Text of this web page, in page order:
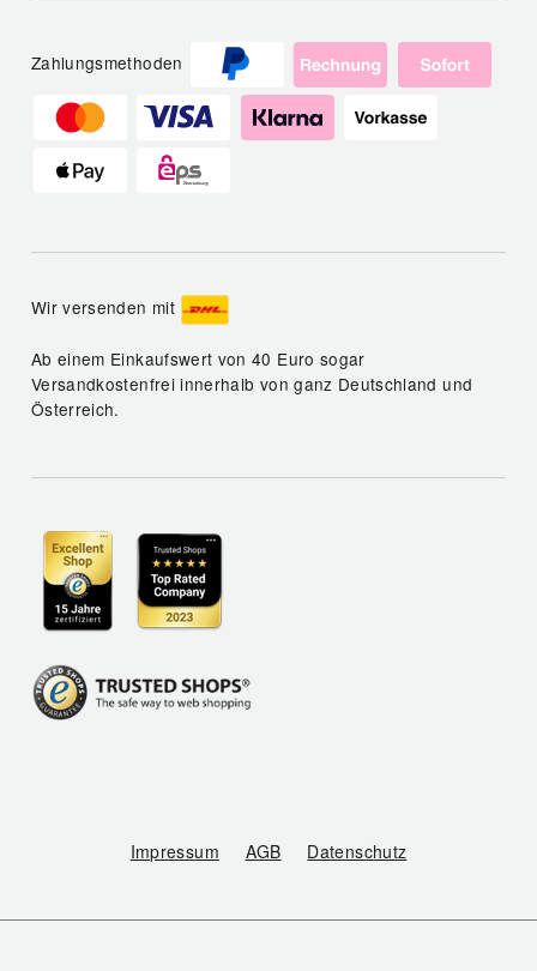
Zahlungsmethoden
Wir versenden mit
Ab einem Einkaufswert von 40 Euro sogar
Versandkostenfrei innerhalb von ganz Deutschland und
Österreich.
Impressum AGB Datenschutz